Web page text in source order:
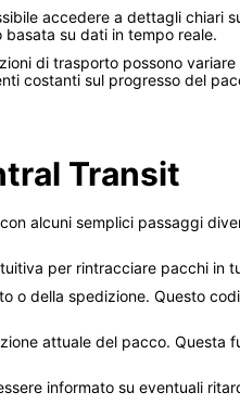
accedere a dettagli chiari
su dati in tempo reale.
di trasporto possono
costanti sul progresso del
Transit
alcuni semplici passaggi
per rintracciare pacchi in
della spedizione. Questo
attuale del pacco. Questa
informato su eventuali